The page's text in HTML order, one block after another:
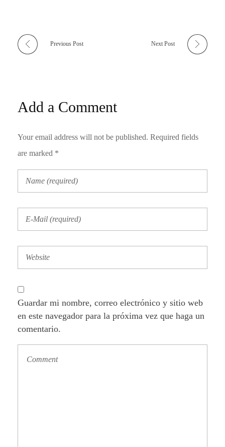
Previous Post Next Post
Add a Comment
Your email address will not be published. Required fields
are marked *
Guardar mi nombre, correo electrónico y sitio web
en este navegador para la próxima vez que haga un
comentario.